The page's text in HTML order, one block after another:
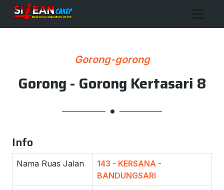
Gorong-gorong
Gorong - Gorong Kertasari 8
Info
Nama Ruas Jalan
143 - KERSANA -
BANDUNGSARI